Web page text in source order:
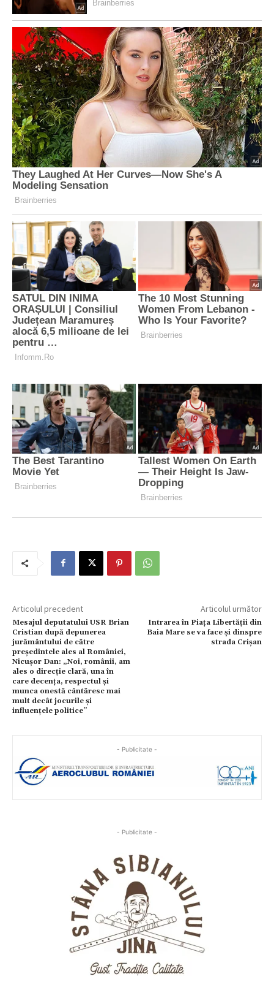
Articolul precedent
Mesajul deputatului USR Brian
Cristian după depunerea
jurământului de către
președintele ales al României,
Nicușor Dan: „Noi, românii, am
ales o direcție clară, una în
care decența, respectul și
munca onestă cântăresc mai
mult decât jocurile și
influențele politice”
Articolul următor
Intrarea în Piața Libertății din
Baia Mare se va face și dinspre
strada Crișan
- Publicitate -
- Publicitate -